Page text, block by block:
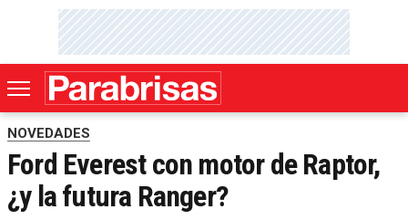
NOVEDADES
Ford Everest con motor de Raptor,
¿y la futura Ranger?